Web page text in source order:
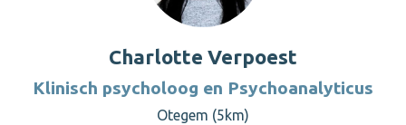
Charlotte Verpoest
Klinisch psycholoog en Psychoanalyticus
Otegem (5km)